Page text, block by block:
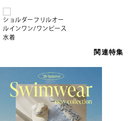
ショルダーフリルオー
ルインワン/ワンピース
水着
関連特集